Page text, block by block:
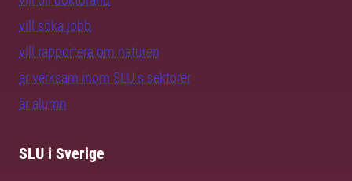
vill söka jobb
vill rapportera om naturen
är verksam inom SLU:s sektorer
är alumn
SLU i Sverige